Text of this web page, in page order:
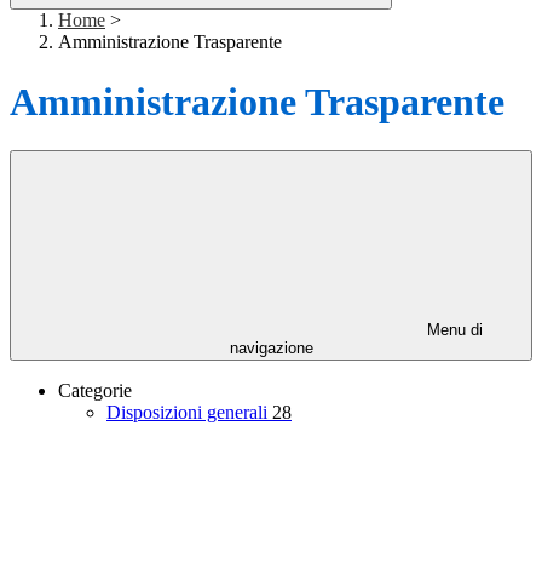
Home >
Amministrazione Trasparente
Amministrazione Trasparente
Menu di
navigazione
Categorie
Disposizioni generali 28